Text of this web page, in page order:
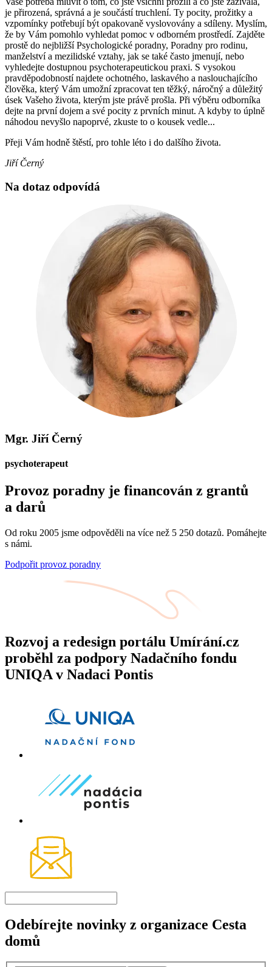
je přirozená, správná a je součástí truchlení. Ty pocity, prožitky a
vzpomínky potřebují být opakovaně vyslovovány a sdíleny. Myslím,
že by Vám pomohlo vyhledat pomoc v odborném prostředí. Zajděte
prostě do nejbližší Psychologické poradny, Poradny pro rodinu,
manželství a mezilidské vztahy, jak se také často jmenují, nebo
vyhledejte dostupnou psychoterapeutickou praxi. S vysokou
pravděpodobností najdete ochotného, laskavého a naslouchajícího
člověka, který Vám umožní zpracovat ten těžký, náročný a důležitý
úsek Vašeho života, kterým jste právě prošla. Při výběru odborníka
dejte na první dojem a své pocity z prvních minut. A kdyby to úplně
náhodou nevyšlo napoprvé, zkuste to o kousek vedle...
Přeji Vám hodně štěstí, pro tohle léto i do dalšího života.
Jiří Černý
Na dotaz odpovídá
Mgr. Jiří Černý
psychoterapeut
Provoz poradny je financován z grantů
a darů
Od roku 2005 jsme odpověděli na více než 5 250 dotazů. Pomáhejte
s námi.
Podpořit provoz poradny
Rozvoj a redesign portálu Umírání.cz
proběhl za podpory Nadačního fondu
UNIQA v Nadaci Pontis
Odebírejte novinky z organizace Cesta
domů